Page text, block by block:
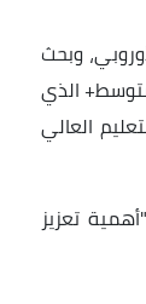
وبحث
الذي
العالي
تعزيز